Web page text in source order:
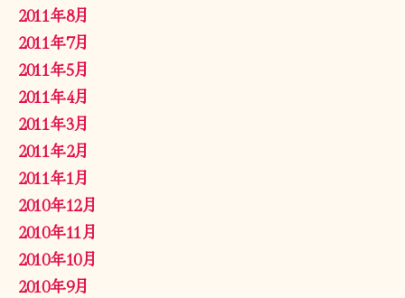
2011年8月
2011年7月
2011年5月
2011年4月
2011年3月
2011年2月
2011年1月
2010年12月
2010年11月
2010年10月
2010年9月